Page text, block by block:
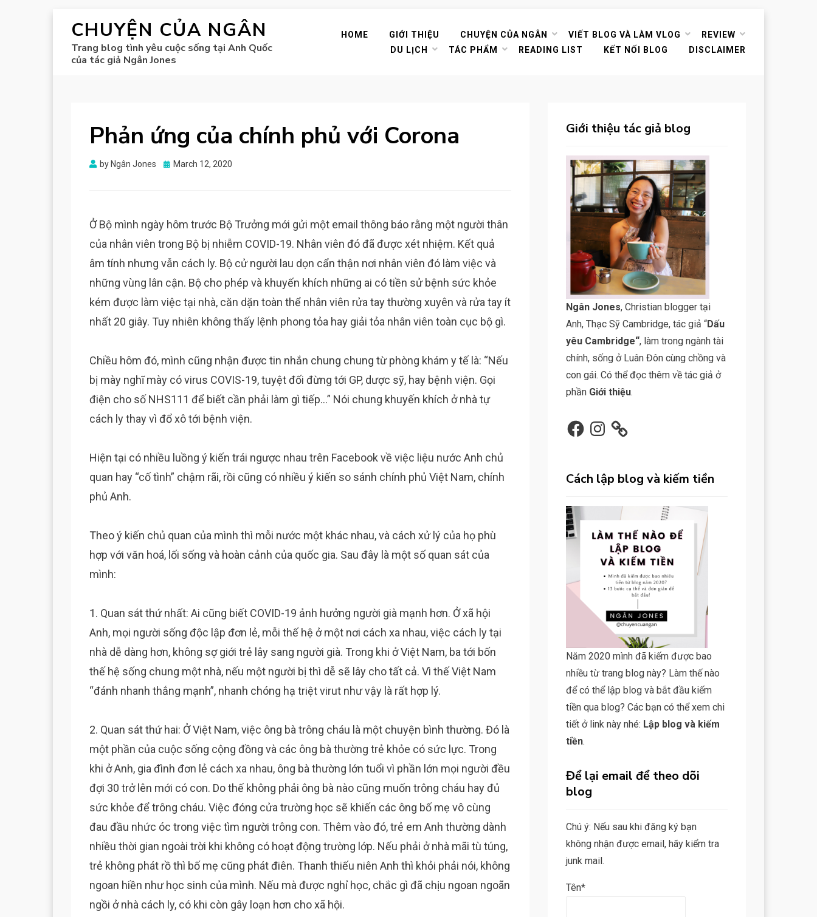
CHUYỆN CỦA NGÂN
Trang blog tình yêu cuộc sống tại Anh Quốc
của tác giả Ngân Jones
HOME GIỚI THIỆU CHUYỆN CỦA NGÂN VIẾT BLOG VÀ LÀM VLOG
REVIEW
DU LỊCH
TÁC PHẨM READING LIST KẾT NỐI BLOG DISCLAIMER
Phản ứng của chính phủ với Corona
by Ngân Jones
Posted
March 12, 2020
Ở Bộ mình ngày hôm trước Bộ Trưởng mới gửi một email thông báo rằng một người thân
của nhân viên trong Bộ bị nhiễm COVID-19. Nhân viên đó đã được xét nhiệm. Kết quả
âm tính nhưng vẫn cách ly. Bộ cử người lau dọn cẩn thận nơi nhân viên đó làm việc và
những vùng lân cận. Bộ cho phép và khuyến khích những ai có tiền sử bệnh sức khỏe
kém được làm việc tại nhà, căn dặn toàn thể nhân viên rửa tay thường xuyên và rửa tay ít
nhất 20 giây. Tuy nhiên không thấy lệnh phong tỏa hay giải tỏa nhân viên toàn cục bộ gì.
Chiều hôm đó, mình cũng nhận được tin nhắn chung chung từ phòng khám y tế là: “Nếu
bị mày nghĩ mày có virus COVIS-19, tuyệt đối đừng tới GP, dược sỹ, hay bệnh viện. Gọi
điện cho số NHS111 để biết cần phải làm gì tiếp…” Nói chung khuyến khích ở nhà tự
cách ly thay vì đổ xô tới bệnh viện.
Hiện tại có nhiều luồng ý kiến trái ngược nhau trên Facebook về việc liệu nước Anh chủ
quan hay “cố tình” chậm rãi, rồi cũng có nhiều ý kiến so sánh chính phủ Việt Nam, chính
phủ Anh.
Theo ý kiến chủ quan của mình thì mỗi nước một khác nhau, và cách xử lý của họ phù
hợp với văn hoá, lối sống và hoàn cảnh của quốc gia. Sau đây là một số quan sát của
mình:
1. Quan sát thứ nhất: Ai cũng biết COVID-19 ảnh hưởng người già mạnh hơn. Ở xã hội
Anh, mọi người sống độc lập đơn lẻ, mỗi thế hệ ở một nơi cách xa nhau, việc cách ly tại
nhà dễ dàng hơn, không sợ giới trẻ lây sang người già. Trong khi ở Việt Nam, ba tới bốn
thế hệ sống chung một nhà, nếu một người bị thì dễ sẽ lây cho tất cả. Vì thế Việt Nam
“đánh nhanh thắng mạnh”, nhanh chóng hạ triệt virut như vậy là rất hợp lý.
2. Quan sát thứ hai: Ở Việt Nam, việc ông bà trông cháu là một chuyện bình thường. Đó là
một phần của cuộc sống cộng đồng và các ông bà thường trẻ khỏe có sức lực. Trong
khi ở Anh, gia đình đơn lẻ cách xa nhau, ông bà thường lớn tuổi vì phần lớn mọi người đều
đợi 30 trở lên mới có con. Do thế không phải ông bà nào cũng muốn trông cháu hay đủ
sức khỏe để trông cháu. Việc đóng cửa trường học sẽ khiến các ông bố mẹ vô cùng
đau đầu nhức óc trong việc tìm người trông con. Thêm vào đó, trẻ em Anh thường dành
nhiều thời gian ngoài trời khi không có hoạt động trường lớp. Nếu phải ở nhà mãi tù túng,
trẻ không phát rồ thì bố mẹ cũng phát điên. Thanh thiếu niên Anh thì khỏi phải nói, không
ngoan hiền như học sinh của mình. Nếu mà được nghỉ học, chắc gì đã chịu ngoan ngoãn
ngồi ở nhà cách ly, có khi còn gây loạn hơn cho xã hội.
Giới thiệu tác giả blog
Ngân Jones, Christian blogger tại
Anh, Thạc Sỹ Cambridge, tác giả “Dấu
yêu Cambridge“, làm trong ngành tài
chính, sống ở Luân Đôn cùng chồng và
con gái. Có thể đọc thêm về tác giả ở
phần Giới thiệu.
FacebookInstagram
Cách lập blog và kiếm tiền
Năm 2020 mình đã kiếm được bao
nhiều từ trang blog này? Làm thế nào
để có thể lập blog và bắt đầu kiếm
tiền qua blog? Các bạn có thể xem chi
tiết ở link này nhé: Lập blog và kiếm
tiền.
Để lại email để theo dõi
blog
Chú ý: Nếu sau khi đăng ký bạn
không nhận được email, hãy kiểm tra
junk mail.
Tên*